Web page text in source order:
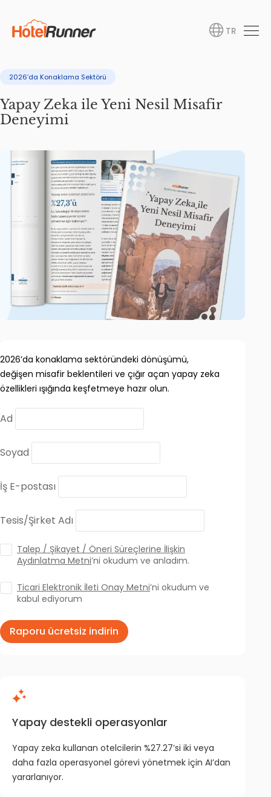
TR
2026’da Konaklama Sektörü
Yapay Zeka ile Yeni Nesil Misafir
Deneyimi
2026’da konaklama sektöründeki dönüşümü,
değişen misafir beklentileri ve çığır açan yapay zeka
özellikleri ışığında keşfetmeye hazır olun.
Ad
Soyad
İş E-postası
Tesis/Şirket Adı
Talep / Şikayet / Öneri Süreçlerine İlişkin
Aydınlatma Metni’ni okudum ve anladım.
Ticari Elektronik İleti Onay Metni’ni okudum ve
kabul ediyorum
Raporu ücretsiz indirin
Yapay destekli operasyonlar
Yapay zeka kullanan otelcilerin %27.27’si iki veya
daha fazla operasyonel görevi yönetmek için AI’dan
yararlanıyor.